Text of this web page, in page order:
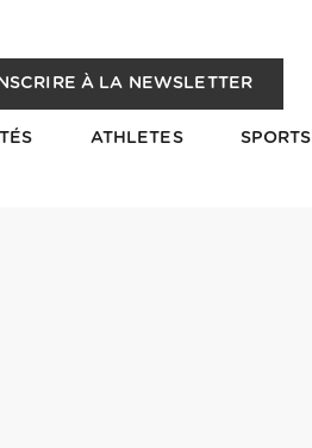
À LA NEWSLETTER
ATHLETES SPORTS